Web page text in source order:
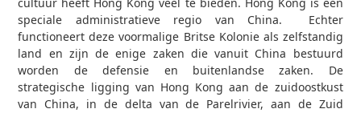
speciale administratieve regio van China. Echter
functioneert deze voormalige Britse Kolonie als zelfstandig
land en zijn de enige zaken die vanuit China bestuurd
worden de defensie en buitenlandse zaken. De
strategische ligging van Hong Kong aan de zuidoostkust
van China, in de delta van de Parelrivier, aan de Zuid